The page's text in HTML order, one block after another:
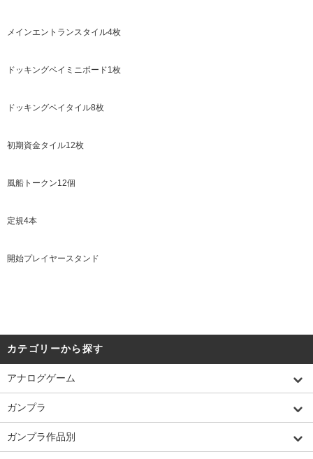
メインエントランスタイル4枚
ドッキングベイミニボード1枚
ドッキングベイタイル8枚
初期資金タイル12枚
風船トークン12個
定規4本
開始プレイヤースタンド
カテゴリーから探す
アナログゲーム
ガンプラ
ガンプラ作品別